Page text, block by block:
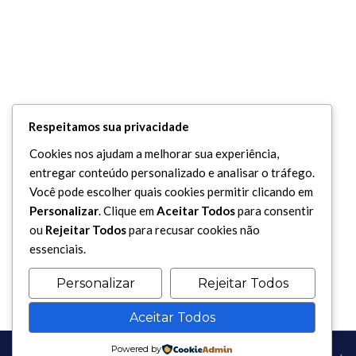
Respeitamos sua privacidade
Cookies nos ajudam a melhorar sua experiência,
entregar conteúdo personalizado e analisar o tráfego.
Você pode escolher quais cookies permitir clicando em
Personalizar. Clique emAceitar Todospara consentir
ou Rejeitar Todospara recusar cookies não
essenciais.
Personalizar Rejeitar Todos
Aceitar Todos
Powered by